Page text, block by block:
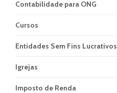
Contabilidade para ONG
Cursos
Entidades Sem Fins Lucrativos
Igrejas
Imposto de Renda